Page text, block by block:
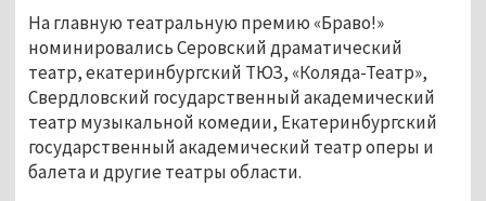
На главную театральную премию «Браво!»
номинировались Серовский драматический
театр, екатеринбургский ТЮЗ, «Коляда-Театр»,
Свердловский государственный академический
театр музыкальной комедии, Екатеринбургский
государственный академический театр оперы и
балета и другие театры области.